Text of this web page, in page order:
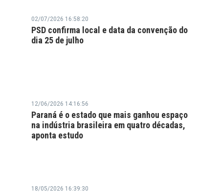
02/07/2026 16:58:20
PSD confirma local e data da convenção do
dia 25 de julho
12/06/2026 14:16:56
Paraná é o estado que mais ganhou espaço
na indústria brasileira em quatro décadas,
aponta estudo
18/05/2026 16:39:30